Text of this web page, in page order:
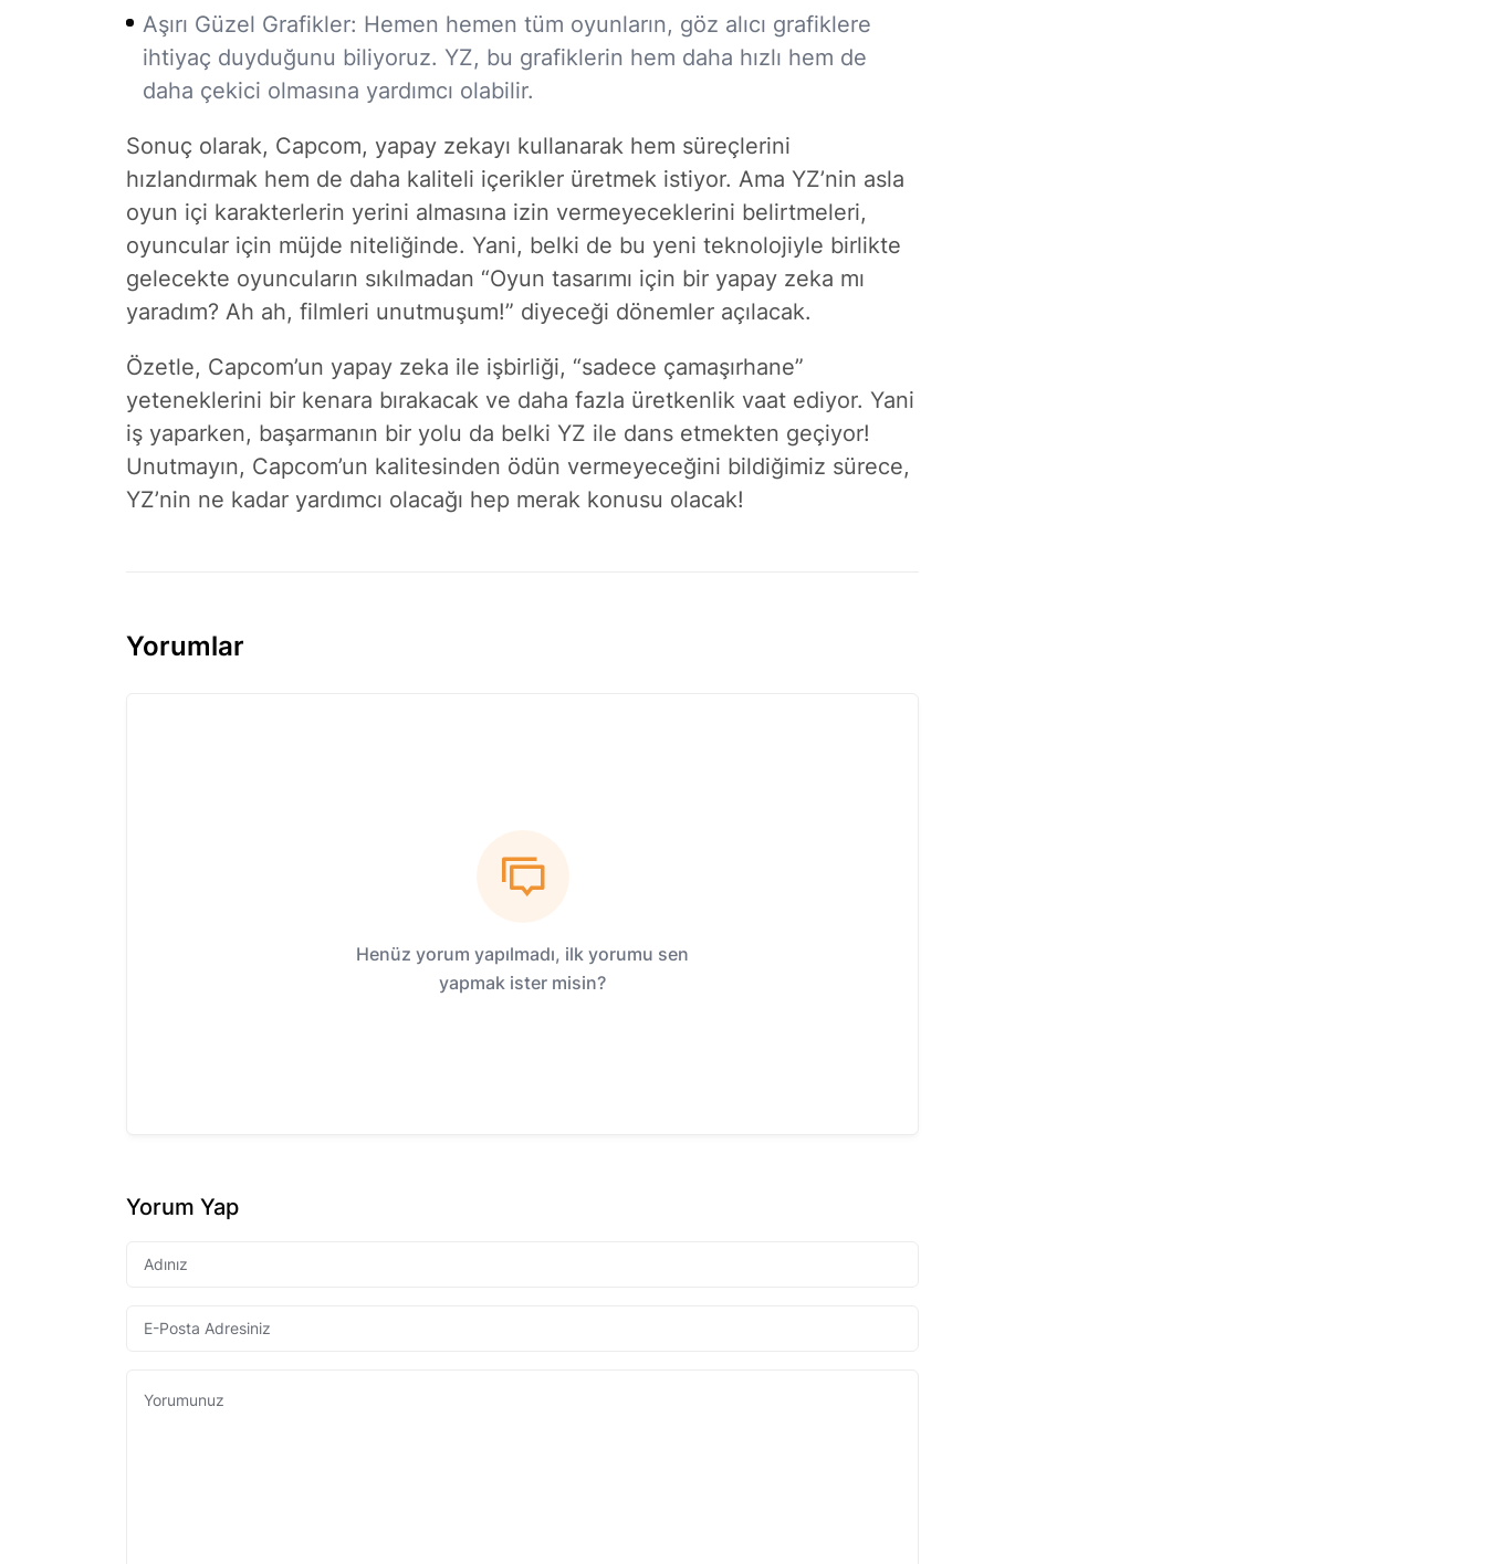
Aşırı Güzel Grafikler: Hemen hemen tüm oyunların, göz alıcı grafiklere
ihtiyaç duyduğunu biliyoruz. YZ, bu grafiklerin hem daha hızlı hem de
daha çekici olmasına yardımcı olabilir.
Sonuç olarak, Capcom, yapay zekayı kullanarak hem süreçlerini
hızlandırmak hem de daha kaliteli içerikler üretmek istiyor. Ama YZ’nin asla
oyun içi karakterlerin yerini almasına izin vermeyeceklerini belirtmeleri,
oyuncular için müjde niteliğinde. Yani, belki de bu yeni teknolojiyle birlikte
gelecekte oyuncuların sıkılmadan “Oyun tasarımı için bir yapay zeka mı
yaradım? Ah ah, filmleri unutmuşum!” diyeceği dönemler açılacak.
Özetle, Capcom’un yapay zeka ile işbirliği, “sadece çamaşırhane”
yeteneklerini bir kenara bırakacak ve daha fazla üretkenlik vaat ediyor. Yani
iş yaparken, başarmanın bir yolu da belki YZ ile dans etmekten geçiyor!
Unutmayın, Capcom’un kalitesinden ödün vermeyeceğini bildiğimiz sürece,
YZ’nin ne kadar yardımcı olacağı hep merak konusu olacak!
Yorumlar
Henüz yorum yapılmadı, ilk yorumu sen
yapmak ister misin?
Yorum Yap